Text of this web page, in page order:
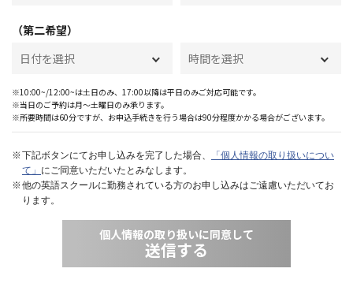
（第二希望）
※10:00~/12:00~は土日のみ、17:00以降は平日のみご対応可能です。
※当日のご予約は月〜土曜日のみ承ります。
※所要時間は60分ですが、お申込手続きを行う場合は90分程度かかる場合がございます。
下記ボタンにてお申し込みを完了した場合、
「個人情報の取り扱いについ
て」 にご同意いただいたとみなします。
他の英語スクールに勤務されている方のお申し込みはご遠慮いただいてお
ります。
個人情報の取り扱いに同意して
送信する